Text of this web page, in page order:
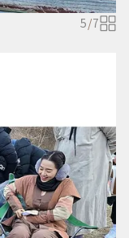
5/7